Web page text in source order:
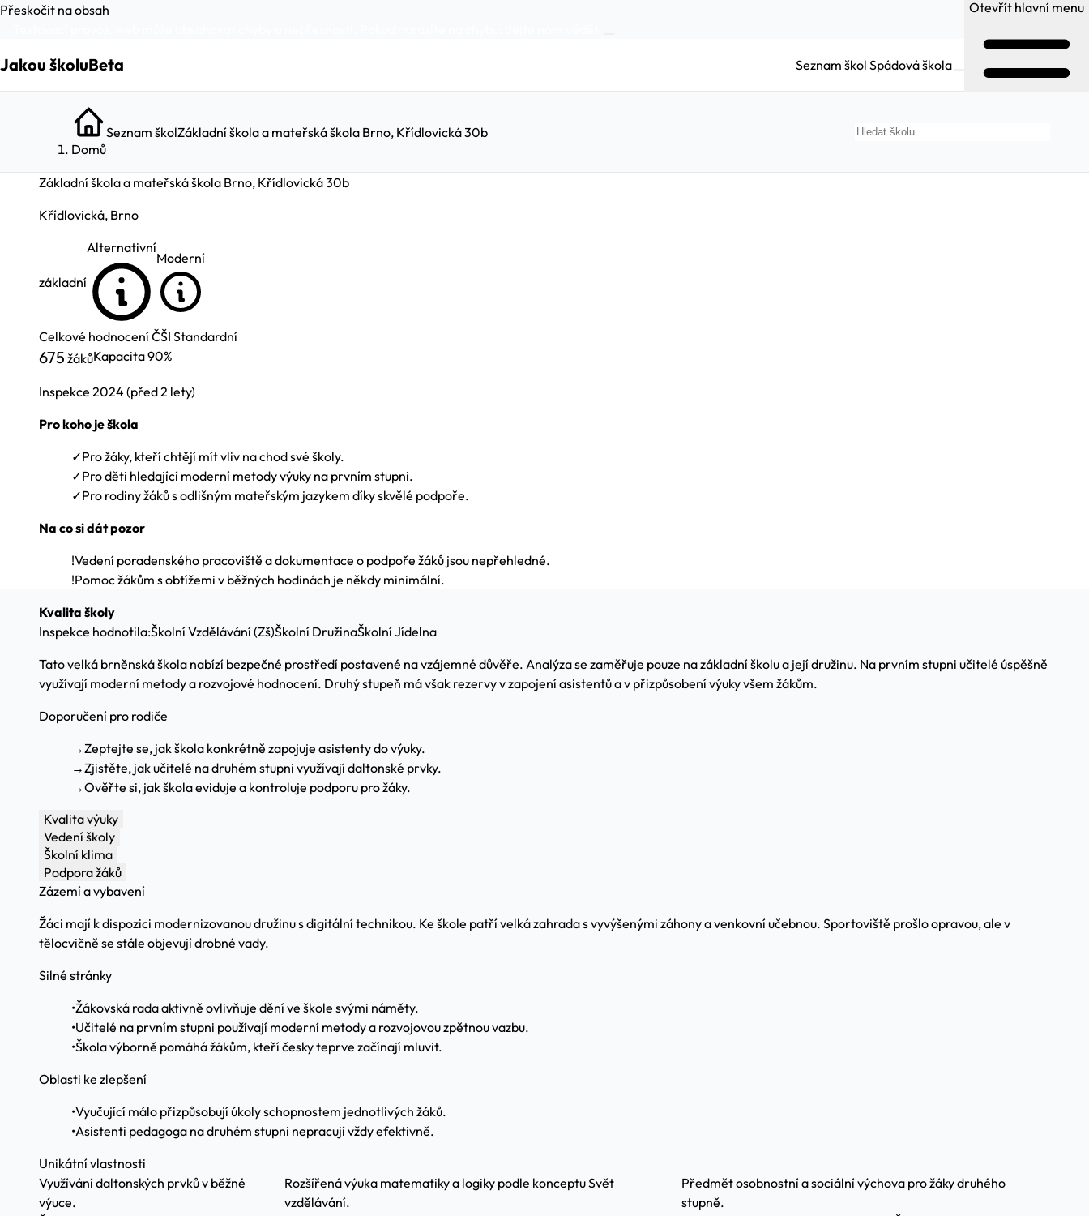
Přeskočit na obsah
Jakou školuBeta Seznam škol Spádová škola
Otevřít hlavní menu
Domů
Seznam školZákladní škola a mateřská škola Brno, Křídlovická 30b
Základní škola a mateřská škola Brno, Křídlovická 30b
Křídlovická, Brno
základní
Alternativní
Moderní
Celkové hodnocení ČŠI Standardní
675 žákůKapacita90%
Inspekce 2024 (před 2 lety)
Pro koho je škola
✓Pro žáky, kteří chtějí mít vliv na chod své školy.
✓Pro děti hledající moderní metody výuky na prvním stupni.
✓Pro rodiny žáků s odlišným mateřským jazykem díky skvělé podpoře.
Na co si dát pozor
!Vedení poradenského pracoviště a dokumentace o podpoře žáků jsou nepřehledné.
!Pomoc žákům s obtížemi v běžných hodinách je někdy minimální.
Kvalita školy
Inspekce hodnotila:Školní Vzdělávání (Zš)Školní DružinaŠkolní Jídelna
Tato velká brněnská škola nabízí bezpečné prostředí postavené na vzájemné důvěře. Analýza se zaměřuje pouze na základní školu a její družinu. Na prvním stupni učitelé úspěšně
využívají moderní metody a rozvojové hodnocení. Druhý stupeň má však rezervy v zapojení asistentů a v přizpůsobení výuky všem žákům.
Doporučení pro rodiče
→Zeptejte se, jak škola konkrétně zapojuje asistenty do výuky.
→Zjistěte, jak učitelé na druhém stupni využívají daltonské prvky.
→Ověřte si, jak škola eviduje a kontroluje podporu pro žáky.
Kvalita výuky
Vedení školy
Školní klima
Podpora žáků
Zázemí a vybavení
Žáci mají k dispozici modernizovanou družinu s digitální technikou. Ke škole patří velká zahrada s vyvýšenými záhony a venkovní učebnou. Sportoviště prošlo opravou, ale v
tělocvičně se stále objevují drobné vady.
Silné stránky
•Žákovská rada aktivně ovlivňuje dění ve škole svými náměty.
•Učitelé na prvním stupni používají moderní metody a rozvojovou zpětnou vazbu.
•Škola výborně pomáhá žákům, kteří česky teprve začínají mluvit.
Oblasti ke zlepšení
•Vyučující málo přizpůsobují úkoly schopnostem jednotlivých žáků.
•Asistenti pedagoga na druhém stupni nepracují vždy efektivně.
Unikátní vlastnosti
Využívání daltonských prvků v běžné
výuce.
Rozšířená výuka matematiky a logiky podle konceptu Svět
vzdělávání.
Předmět osobnostní a sociální výchova pro žáky druhého
stupně.